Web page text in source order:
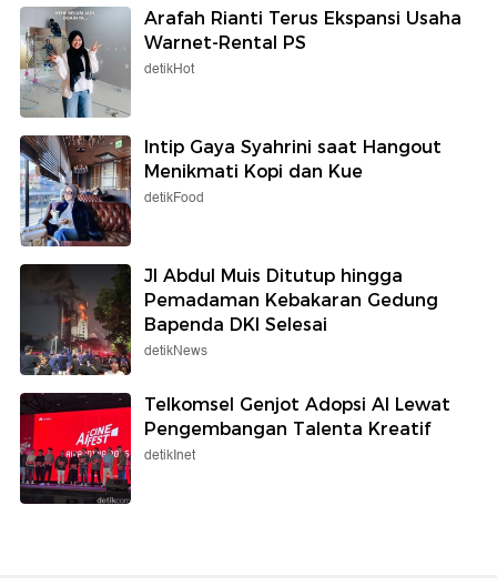
Arafah Rianti Terus Ekspansi Usaha
Warnet-Rental PS
detikHot
Intip Gaya Syahrini saat Hangout
Menikmati Kopi dan Kue
detikFood
Jl Abdul Muis Ditutup hingga
Pemadaman Kebakaran Gedung
Bapenda DKI Selesai
detikNews
Telkomsel Genjot Adopsi AI Lewat
Pengembangan Talenta Kreatif
detikInet